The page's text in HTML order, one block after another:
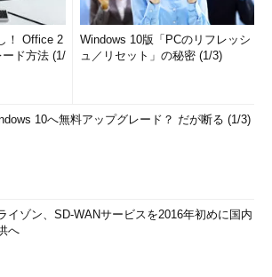
！ Office 2
ド方法 (1/
Windows 10版「PCのリフレッシ
ュ／リセット」の秘密 (1/3)
10へ無料アップグレード？ だが断る (1/3)
イゾン、SD-WANサービスを2016年初めに国内
へ